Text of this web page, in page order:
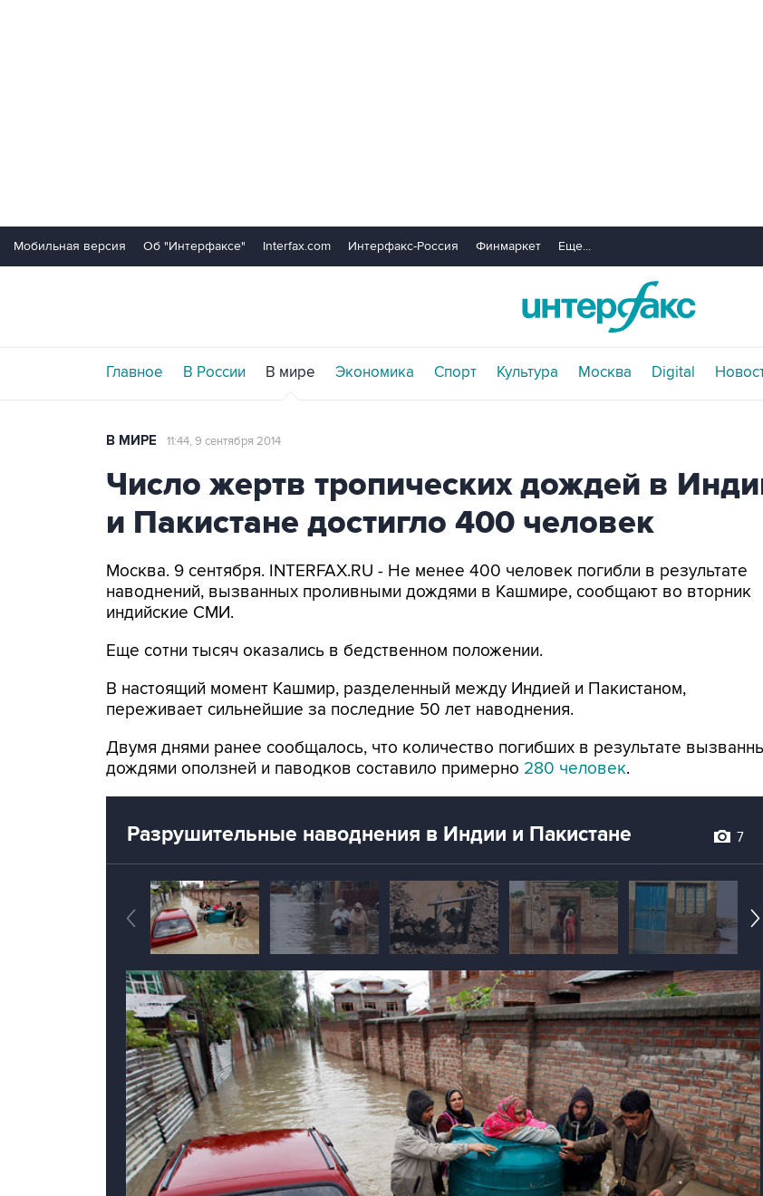
Мобильная версия Об "Интерфаксе" Interfax.com Интерфакс-Россия Финмаркет Еще...
Главное В России В мире Экономика Спорт Культура Москва Digital
В МИРЕ 11:44, 9 сентября 2014
Число жертв тропических дождей в
и Пакистане достигло 400 человек
Москва. 9 сентября. INTERFAX.RU - Не менее 400 человек погибли в результате
наводнений, вызванных проливными дождями в Кашмире, сообщают во вторник
индийские СМИ.
Еще сотни тысяч оказались в бедственном положении.
В настоящий момент Кашмир, разделенный между Индией и Пакистаном,
переживает сильнейшие за последние 50 лет наводнения.
Двумя днями ранее сообщалось, что количество погибших в результате
дождями оползней и паводков составило примерно 280 человек.
Разрушительные наводнения в Индии и Пакистане 7